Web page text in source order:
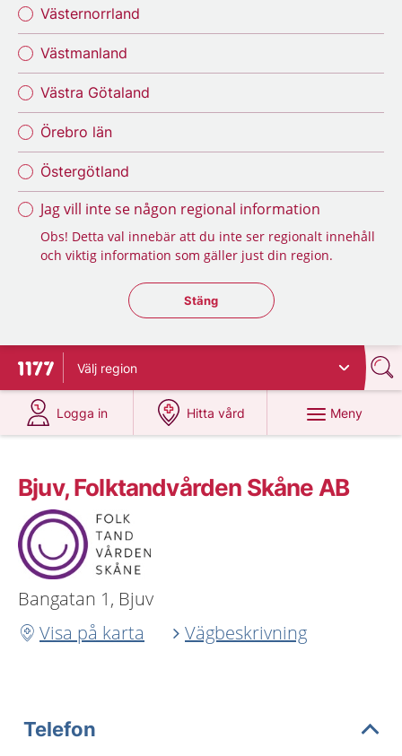
Västernorrland
Västmanland
Västra Götaland
Örebro län
Östergötland
Jag vill inte se någon regional information
Obs! Detta val innebär att du inte ser regionalt innehåll
och viktig information som gäller just din region.
Stäng regionsväljaren
Stäng
Till startsidan för 1177
Välj region
Logga in
på 1177.se
Hitta vård
på 1177.se
Meny
Bjuv, Folktandvården Skåne AB
Bangatan 1, Bjuv
Visa på karta
Vägbeskrivning
Telefon